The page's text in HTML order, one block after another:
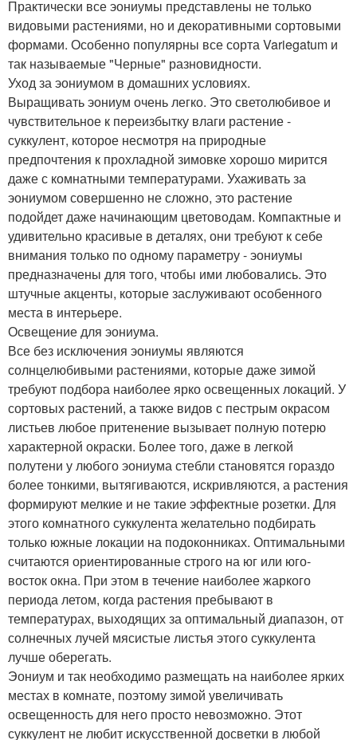
Практически все эониумы представлены не только
видовыми растениями, но и декоративными сортовыми
формами. Особенно популярны все сорта Variegatum и
так называемые "Черные" разновидности.
Уход за эониумом в домашних условиях.
Выращивать эониум очень легко. Это светолюбивое и
чувствительное к переизбытку влаги растение -
суккулент, которое несмотря на природные
предпочтения к прохладной зимовке хорошо мирится
даже с комнатными температурами. Ухаживать за
эониумом совершенно не сложно, это растение
подойдет даже начинающим цветоводам. Компактные и
удивительно красивые в деталях, они требуют к себе
внимания только по одному параметру - эониумы
предназначены для того, чтобы ими любовались. Это
штучные акценты, которые заслуживают особенного
места в интерьере.
Освещение для эониума.
Все без исключения эониумы являются
солнцелюбивыми растениями, которые даже зимой
требуют подбора наиболее ярко освещенных локаций. У
сортовых растений, а также видов с пестрым окрасом
листьев любое притенение вызывает полную потерю
характерной окраски. Более того, даже в легкой
полутени у любого эониума стебли становятся гораздо
более тонкими, вытягиваются, искривляются, а растения
формируют мелкие и не такие эффектные розетки. Для
этого комнатного суккулента желательно подбирать
только южные локации на подоконниках. Оптимальными
считаются ориентированные строго на юг или юго-
восток окна. При этом в течение наиболее жаркого
периода летом, когда растения пребывают в
температурах, выходящих за оптимальный диапазон, от
солнечных лучей мясистые листья этого суккулента
лучше оберегать.
Эониум и так необходимо размещать на наиболее ярких
местах в комнате, поэтому зимой увеличивать
освещенность для него просто невозможно. Этот
суккулент не любит искусственной досветки в любой